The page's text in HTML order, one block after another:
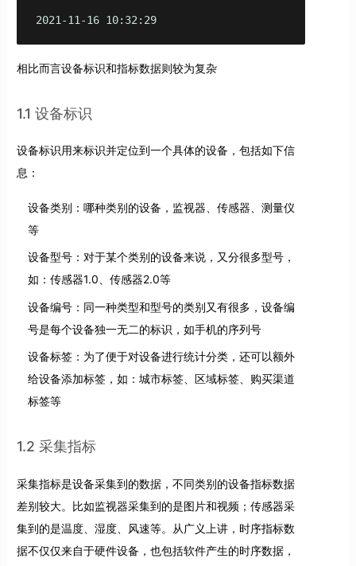
2021-11-16 10:32:29
相比而言设备标识和指标数据则较为复杂
1.1 设备标识
设备标识用来标识并定位到一个具体的设备，包括如下信
息：
设备类别：哪种类别的设备，监视器、传感器、测量仪
等
设备型号：对于某个类别的设备来说，又分很多型号，
如：传感器1.0、传感器2.0等
设备编号：同一种类型和型号的类别又有很多，设备编
号是每个设备独一无二的标识，如手机的序列号
设备标签：为了便于对设备进行统计分类，还可以额外
给设备添加标签，如：城市标签、区域标签、购买渠道
标签等
1.2 采集指标
采集指标是设备采集到的数据，不同类别的设备指标数据
差别较大。比如监视器采集到的是图片和视频；传感器采
集到的是温度、湿度、风速等。从广义上讲，时序指标数
据不仅仅来自于硬件设备，也包括软件产生的时序数据，